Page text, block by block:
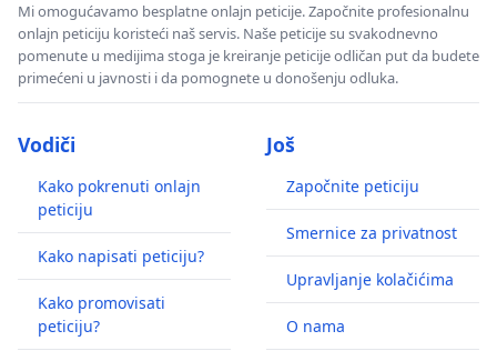
Mi omogućavamo besplatne onlajn peticije. Započnite profesionalnu
onlajn peticiju koristeći naš servis. Naše peticije su svakodnevno
pomenute u medijima stoga je kreiranje peticije odličan put da budete
primećeni u javnosti i da pomognete u donošenju odluka.
Vodiči
Kako pokrenuti onlajn
peticiju
Kako napisati peticiju?
Kako promovisati
peticiju?
Još
Započnite peticiju
Smernice za privatnost
Upravljanje kolačićima
O nama